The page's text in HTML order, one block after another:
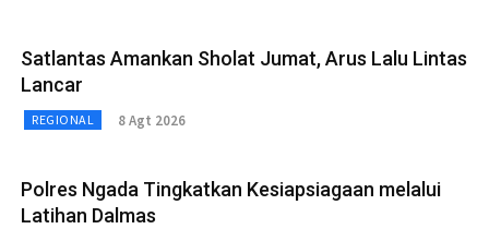
Satlantas Amankan Sholat Jumat, Arus Lalu Lintas
Lancar
REGIONAL 8 Agt 2026
Polres Ngada Tingkatkan Kesiapsiagaan melalui
Latihan Dalmas